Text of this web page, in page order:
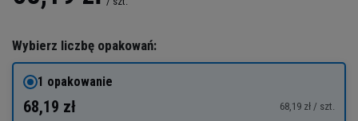
Wybierz liczbę opakowań:
1 opakowanie
68,19 zł 68,19 zł / szt.